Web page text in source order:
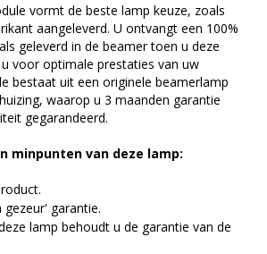
vormt de beste lamp keuze, zoals
aangeleverd. U ontvangt een 100%
geleverd in de beamer toen u deze
voor optimale prestaties van uw
bestaat uit een originele beamerlamp
waarop u 3 maanden garantie
gegarandeerd.
minpunten van deze lamp:
garantie.
lamp behoudt u de garantie van de